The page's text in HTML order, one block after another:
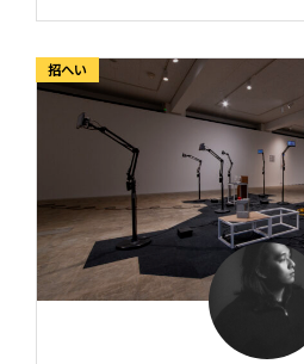
招へい